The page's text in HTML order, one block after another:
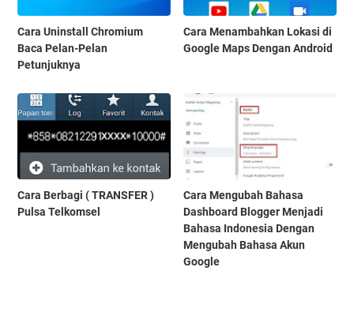
Cara Uninstall Chromium
Baca Pelan-Pelan
Petunjuknya
Cara Menambahkan Lokasi di
Google Maps Dengan Android
Cara Berbagi ( TRANSFER )
Pulsa Telkomsel
Cara Mengubah Bahasa
Dashboard Blogger Menjadi
Bahasa Indonesia Dengan
Mengubah Bahasa Akun
Google